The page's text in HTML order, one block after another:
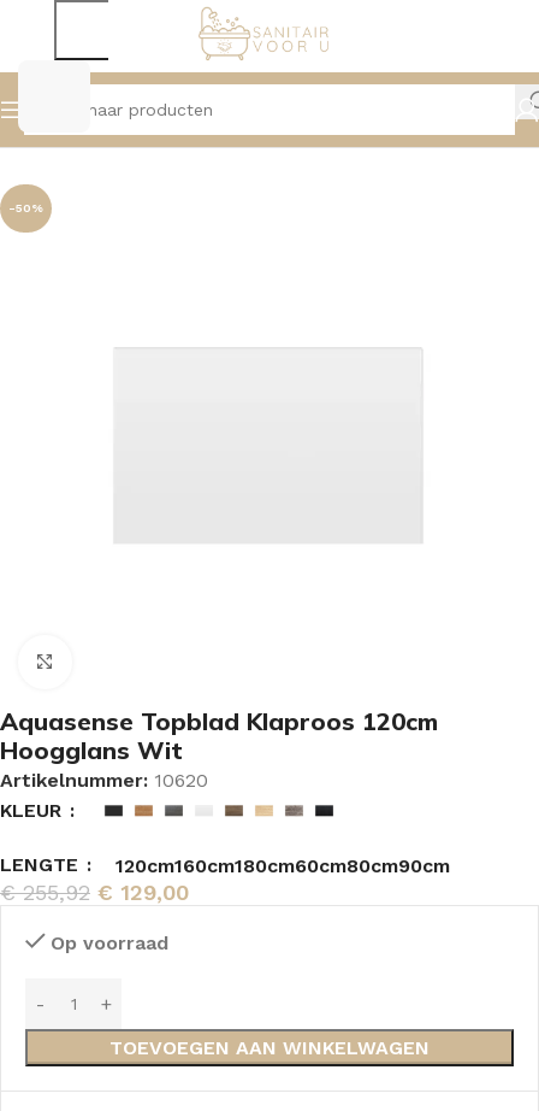
Home Badmeubelen Topbladen
-50%
Aquasense Topblad Klaproos 120cm
Hoogglans Wit
Artikelnummer: 10620
KLEUR
LENGTE 120cm160cm180cm60cm80cm90cm
€255,92 € 129,00
Op voorraad
TOEVOEGEN AAN WINKELWAGEN